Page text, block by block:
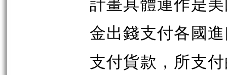
金出錢支付各國
支付貨款，所支